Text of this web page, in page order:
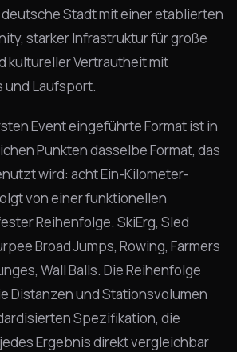
Stadt mit einer etablierten
starker Infrastruktur für große
kultureller Vertrautheit mit
und Laufsport.
Event eingeführte Format ist in
Punkten dasselbe Format, das
wird: acht Ein-Kilometer-
von einer funktionellen
Reihenfolge. SkiErg, Sled
Broad Jumps, Rowing, Farmers
Wall Balls. Die Reihenfolge
Distanzen und Stationsvolumen
Spezifikation, die
Ergebnis direkt vergleichbar